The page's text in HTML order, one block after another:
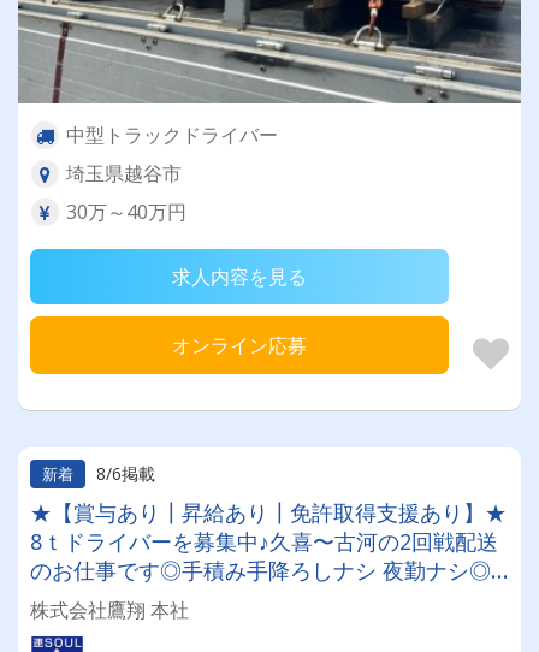
中型トラックドライバー
埼玉県越谷市
30万～40万円
求人内容を見る
オンライン応募
新着 8/6掲載
★【賞与あり┃昇給あり┃免許取得支援あり】★
8ｔドライバーを募集中♪久喜〜古河の2回戦配送
のお仕事です◎手積み手降ろしナシ 夜勤ナシ◎
定年後・シニア世代の方も大歓迎！◎福利厚生が
充実◎未経験者歓迎◎経験者優遇
株式会社鷹翔 本社